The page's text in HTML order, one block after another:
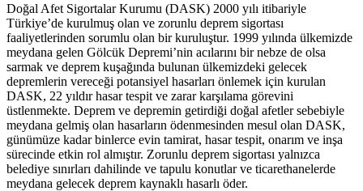
Doğal Afet Sigortalar Kurumu (DASK) 2000 yılı itibariyle
Türkiye’de kurulmuş olan ve zorunlu deprem sigortası
faaliyetlerinden sorumlu olan bir kuruluştur. 1999 yılında ülkemizde
meydana gelen Gölcük Depremi’nin acılarını bir nebze de olsa
sarmak ve deprem kuşağında bulunan ülkemizdeki gelecek
depremlerin vereceği potansiyel hasarları önlemek için kurulan
DASK, 22 yıldır hasar tespit ve zarar karşılama görevini
üstlenmekte. Deprem ve depremin getirdiği doğal afetler sebebiyle
meydana gelmiş olan hasarların ödenmesinden mesul olan DASK,
günümüze kadar binlerce evin tamirat, hasar tespit, onarım ve inşa
sürecinde etkin rol almıştır. Zorunlu deprem sigortası yalnızca
belediye sınırları dahilinde ve tapulu konutlar ve ticarethanelerde
meydana gelecek deprem kaynaklı hasarlı öder.